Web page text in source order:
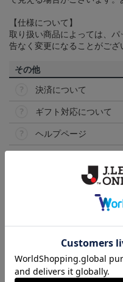
【仕様について】
取り扱い商品によっては、
告なく変更になることがござ
その他
決済について
ギフト対応について
ヘルプページ
NEW